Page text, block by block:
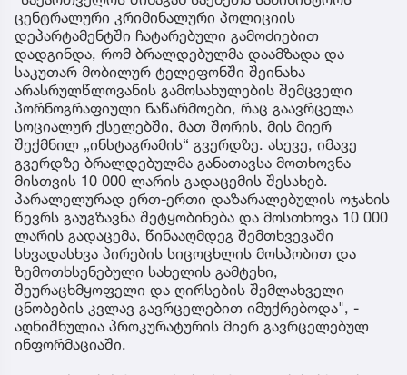
ცენტრალური კრიმინალური პოლიციის
დეპარტამენტში ჩატარებული გამოძიებით
დადგინდა, რომ ბრალდებულმა დაამზადა და
საკუთარ მობილურ ტელეფონში შეინახა
არასრულწლოვანის გამოსახულების შემცველი
პორნოგრაფიული ნაწარმოები, რაც გაავრცელა
სოციალურ ქსელებში, მათ შორის, მის მიერ
შექმნილ „ინსტაგრამის“ გვერდზე. ასევე, იმავე
გვერდზე ბრალდებულმა განათავსა მოთხოვნა
მისთვის 10 000 ლარის გადაცემის შესახებ.
პარალელურად ერთ-ერთი დაზარალებულის ოჯახის
წევრს გაუგზავნა შეტყობინება და მოსთხოვა 10 000
ლარის გადაცემა, წინააღმდეგ შემთხვევაში
სხვადასხვა პირების სიცოცხლის მოსპობით და
ზემოთხსენებული სახელის გამტეხი,
შეურაცხმყოფელი და ღირსების შემლახველი
ცნობების კვლავ გავრცელებით იმუქრებოდა", -
აღნიშნულია პროკურატურის მიერ გავრცელებულ
ინფორმაციაში.